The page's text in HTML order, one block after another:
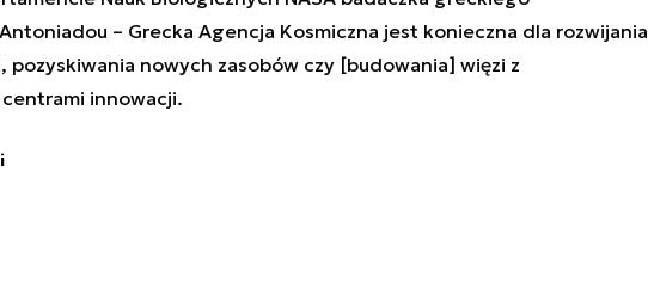
– Grecka Agencja Kosmiczna jest konieczna dla rozwijania
nowych zasobów czy [budowania] więzi z
innowacji.